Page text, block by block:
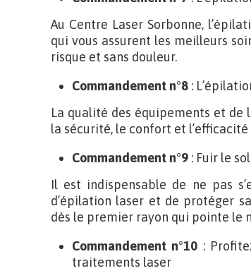
Au Centre Laser Sorbonne,
qui vous assurent les meilleurs
risque et sans douleur.
Commandement n°8 :
La qualité des équipements et de
la sécurité, le confort et
Commandement n°9 : Fuir le
Il est indispensable de ne pas
d’épilation laser et de protéger
dès le premier rayon qui pointe le
Commandement n°10 :
traitements laser